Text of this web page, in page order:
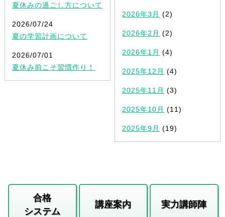
夏休みの過ごし方について
2026/07/24
夏の学習計画について
2026/07/01
夏休み前こそ習慣作り！
2026年3月 (2)
2026年2月 (2)
2026年1月 (4)
2025年12月 (4)
2025年11月 (3)
2025年10月 (11)
2025年9月 (19)
合格
システム
講座案内 実力講師陣